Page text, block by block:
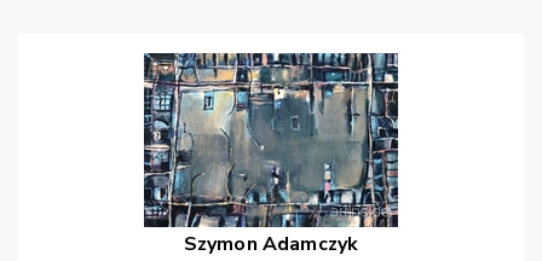
Szymon Adamczyk